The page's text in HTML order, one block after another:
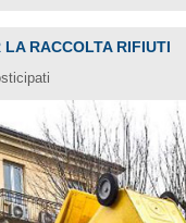
RACCOLTA RIFIUTI